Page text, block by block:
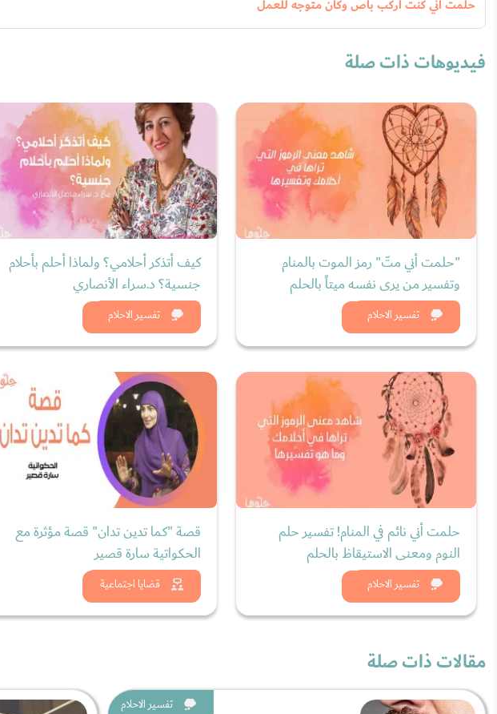
حلمت أني كنت أركب باص وكان متوجه للعمل
فيديوهات ذات صلة
تفسير الاحلام
"حلمت أني متّ" رمز الموت بالمنام
وتفسير من يرى نفسه ميتاً بالحلم
شاهد الان
تفسير الاحلام
كيف أتذكر أحلامي؟ ولماذا أحلم بأحلام
جنسية؟ د.سراء الأنصاري
شاهد الان
تفسير الاحلام
حلمت أني نائم في المنام! تفسير حلم
النوم ومعنى الاستيقاظ بالحلم
شاهد الان
قضايا اجتماعية
قصة "كما تدين تدان" قصة مؤثرة مع
الحكواتية سارة قصير
شاهد الان
مقالات ذات صلة
تفسير الاحلام